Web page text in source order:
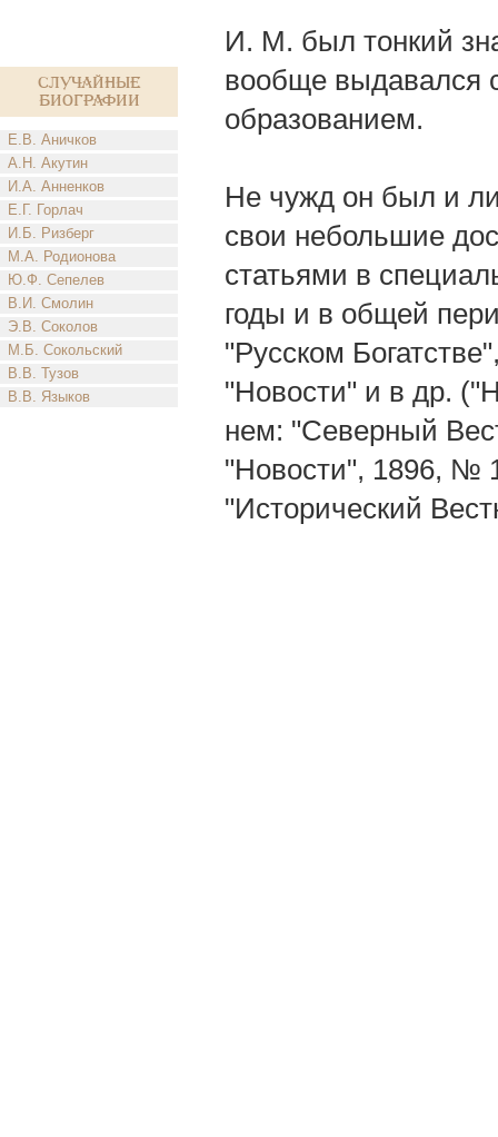
Случайные
биографии
Е.В. Аничков
А.Н. Акутин
И.А. Анненков
Е.Г. Горлач
И.Б. Ризберг
М.А. Родионова
Ю.Ф. Сепелев
В.И. Смолин
Э.В. Соколов
М.Б. Сокольский
В.В. Тузов
В.В. Языков
И. М. был тонкий
вообще выдавался
образованием.
Не чужд он был и
свои небольшие
статьями в
годы и в общей
"Русском
"Новости" и в др.
нем: "Северный
"Новости", 1896, №
"Исторический